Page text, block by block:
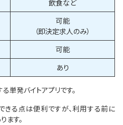
飲食など
可能
（即決定求人のみ）
可能
あり
単発バイトアプリです。
きる点は便利ですが、利用する前に
ます。